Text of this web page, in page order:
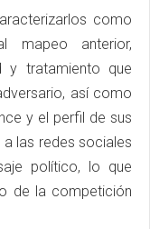
como
mapeo anterior,
y tratamiento que
así como
y el perfil de sus
las redes sociales
político, lo que
de la competición